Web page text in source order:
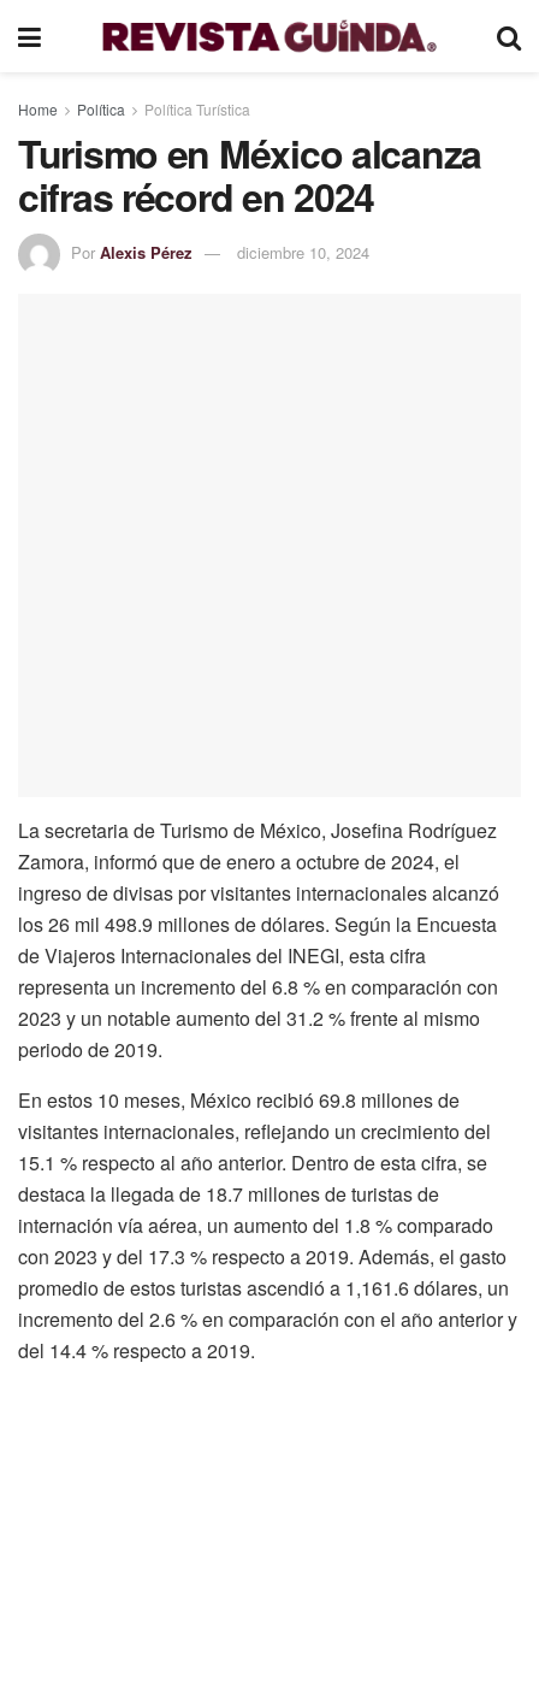
Home Política Política Turística
Turismo en México alcanza
cifras récord en 2024
Por Alexis Pérez diciembre 10, 2024
La secretaria de Turismo de México, Josefina Rodríguez
Zamora, informó que de enero a octubre de 2024, el
ingreso de divisas por visitantes internacionales alcanzó
los 26 mil 498.9 millones de dólares. Según la Encuesta
de Viajeros Internacionales del INEGI, esta cifra
representa un incremento del 6.8 % en comparación con
2023 y un notable aumento del 31.2 % frente al mismo
periodo de 2019.
En estos 10 meses, México recibió 69.8 millones de
visitantes internacionales, reflejando un crecimiento del
15.1 % respecto al año anterior. Dentro de esta cifra, se
destaca la llegada de 18.7 millones de turistas de
internación vía aérea, un aumento del 1.8 % comparado
con 2023 y del 17.3 % respecto a 2019. Además, el gasto
promedio de estos turistas ascendió a 1,161.6 dólares, un
incremento del 2.6 % en comparación con el año anterior y
del 14.4 % respecto a 2019.